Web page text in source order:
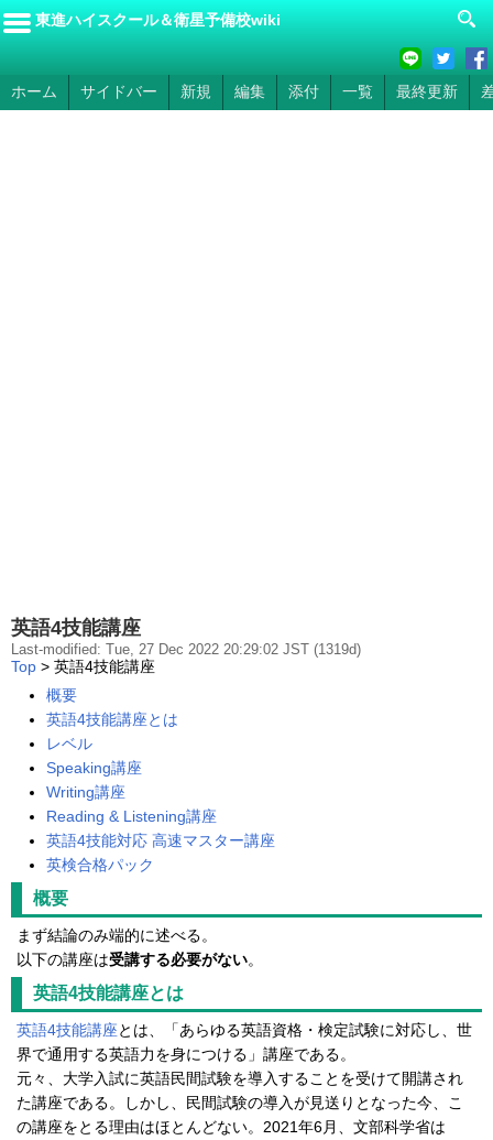
東進ハイスクール＆衛星予備校wiki
ホーム サイドバー 新規 編集 添付 一覧 最終更新
英語4技能講座
Last-modified: Tue, 27 Dec 2022 20:29:02 JST (1319d)
Top > 英語4技能講座
概要
英語4技能講座とは
レベル
Speaking講座
Writing講座
Reading & Listening講座
英語4技能対応 高速マスター講座
英検合格パック
概要
まず結論のみ端的に述べる。
以下の講座は受講する必要がない。
英語4技能講座とは
英語4技能講座とは、「あらゆる英語資格・検定試験に対応し、世
界で通用する英語力を身につける」講座である。
元々、大学入試に英語民間試験を導入することを受けて開講され
た講座である。しかし、民間試験の導入が見送りとなった今、こ
の講座をとる理由はほとんどない。2021年6月、文部科学省は